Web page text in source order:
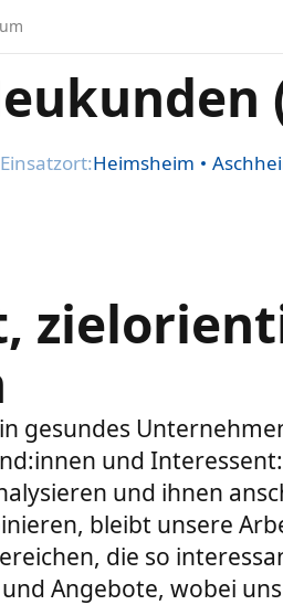
Einsatzort:Heimsheim
gesundes
und
und ihnen
bleibt unsere
die so
Angebote, wobei